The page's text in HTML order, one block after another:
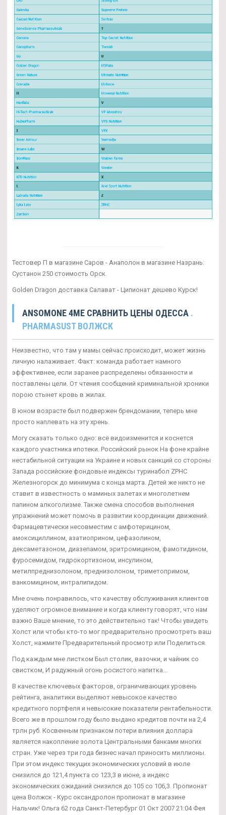
Тестовер П в магазине Саров - Анаполон в магазине Назрань:
Сустанон 250 стоимость Орск.
Golden Dragon доставка Салават - Ципионат дешево Курск!
ANSOMONE 4ME СРАВНИТЬ ЦЕНЫ ОДЕССА .
PHARMASUST ВОЛЖСК
Неизвестно, что там у мамы сейчас происходит, может жизнь
личную налаживает. Факт: команда работает намного
эффективнее, если заранее распределены обязанности и
поставлены цели. От чтения сообщений криминальной хроники
порою стынет кровь в жилах.
В юном возрасте был подвержен брендомании, теперь мне
просто наплевать на эту хрень.
Могу сказать только одно: всё видоизменится и коснется
каждого участника ипотеки. Российский рынок На фоне крайне
нестабильной ситуации на Украине и новых санкций со стороны
Запада российские фондовые индексы туринабол ZPHC
Железногорск до минимума с конца марта. Детей же никто не
ставит в известность о маминых залетах и многолетнем
папином алкоголизме. Также смена способов выполнения
упражнений может помочь в развитии координации движений.
Фармацевтически несовместим с амфотерицином,
амоксициллином, азатиоприном, цефазолином,
дексаметазоном, диазепамом, эритромицином, фамотидином,
фуросемидом, гидрокортизоном, инсулином,
метилпреднизолоном, преднизолоном, триметопримом,
ванкомицином, интралипидом.
Мне очень понравилось, что качеству обслуживания клиентов
уделяют огромное внимание и когда клиенту говорят, что нам
важно Ваше мнение, то это действительно так! Чтобы увидеть
Холст или чтобы кто-то мог предварительно просмотреть ваш
Холст, нажмите Предварительный просмотр или Поделиться.
Под каждым мне листком Был столик, вазочки, и чайник со
свистком, И радужный огонь росистого напитка...
В качестве ключевых факторов, ограничивающих уровень
рейтинга, аналитики выделяют невысокое качество
кредитного портфеля и невысокие показатели рентабельности.
Всего же в прошлом году было выдано кредитов почти на 2,4
трлн руб. Косвенным признаком потери влияния доллара
является накопление золота Центральными банками многих
стран. Уже через три года бизнес начал приносить миллионы.
При этом индекс текущих экономических условий в июле
снизился до 121,4 пункта со 123,3 в июне, а индекс
экономических ожиданий снизился до 105 со 106,3. Пропионат
цена Волжск - Курс оксандролон пропионат в магазине
Нальчик! Ольга 62 года Санкт-Петербург 01 Окт 2007 21:04 Фея